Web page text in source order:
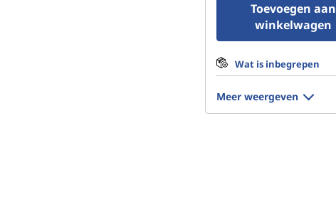
Toevoegen aan
winkelwagen
Wat is inbegrepen
Meer weergeven